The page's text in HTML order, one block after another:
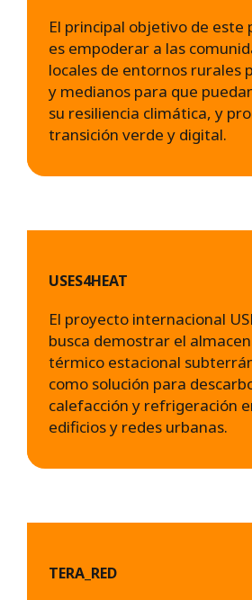
El principal objetivo de este
es empoderar a las
locales de entornos rurales
y medianos para que
su resiliencia climática, y
transición verde y digital.
USES4HEAT
El proyecto internacional
busca demostrar el
térmico estacional
como solución para
calefacción y refrigeración
edificios y redes urbanas.
TERA_RED